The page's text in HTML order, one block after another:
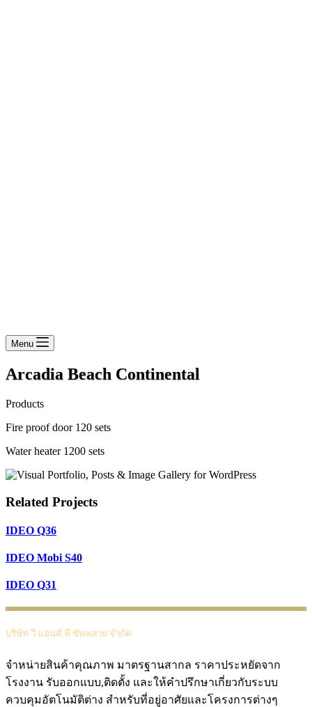
Menu
Arcadia Beach Continental
Products
Fire proof door 120 sets
Water heater 1200 sets
Related Projects
IDEO Q36
IDEO Mobi S40
IDEO Q31
บริษัท วี แอนด์ พี ซัพพลาย จำกัด
จำหน่ายสินค้าคุณภาพ มาตรฐานสากล ราคาประหยัดจาก
โรงงาน รับออกแบบ,ติดตั้ง และให้คำปรึกษาเกี่ยวกับระบบ
ควบคุมอัตโนมัติต่าง สำหรับที่อยู่อาศัยและโครงการต่างๆ